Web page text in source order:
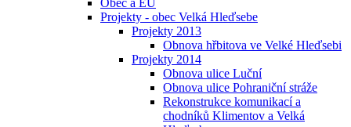
Obec a EU
Projekty - obec Velká Hleďsebe
Projekty 2013
Obnova hřbitova ve Velké Hleďsebi
Projekty 2014
Obnova ulice Luční
Obnova ulice Pohraniční stráže
Rekonstrukce komunikací a
chodníků Klimentov a Velká